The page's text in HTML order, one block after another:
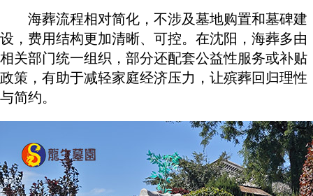
海葬流程相对简化，不涉及墓地购置和墓碑建
设，费用结构更加清晰、可控。在沈阳，海葬多由
相关部门统一组织，部分还配套公益性服务或补贴
政策，有助于减轻家庭经济压力，让殡葬回归理性
与简约。